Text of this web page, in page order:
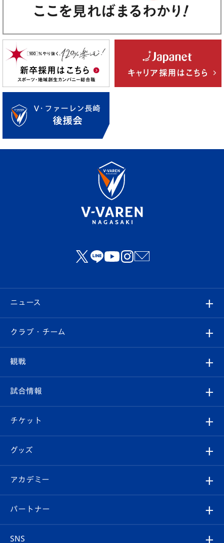
ニュース
すべて
クラブ
試合情報
チケット
イベント
メディア
クラブ・チーム
クラブ概要
エンブレム紹介
スタッフプロフィール
マスコット紹介
観戦
観戦ルール
はじめての観戦ガイド
Revive Team
ヴィヴィくんの長崎おもてなしガイド
試合情報
試合日程/結果
フォトギャラリー
スタジアムグルメ
チケット
チケット
V-LOVERS（ファンクラブ）
プレイヤーズスイート
グッズ
オンラインショップ
店舗情報
アカデミー
育成からのお知らせ
パートナー
SNS